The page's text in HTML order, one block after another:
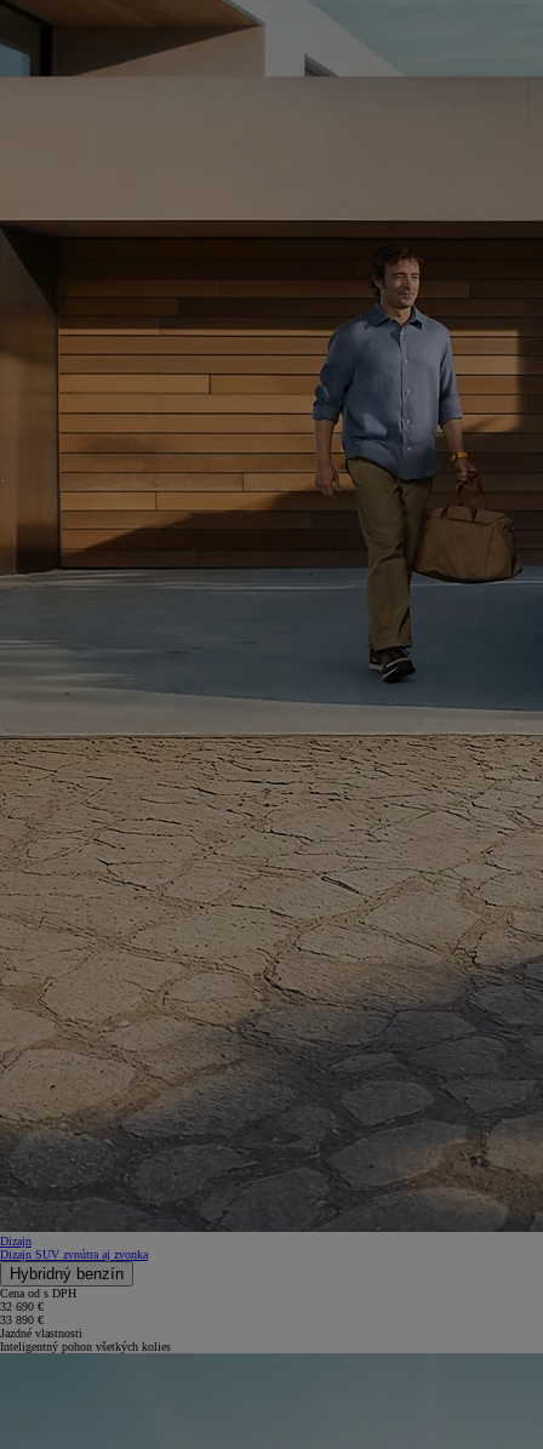
Dizajn
Dizajn SUV zvnútra aj zvonka
Hybridný benzín
Cena od s DPH
32 690 €
33 890 €
Jazdné vlastnosti
Inteligentný pohon všetkých kolies